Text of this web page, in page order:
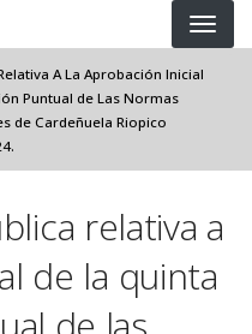
principal
A La Aprobación Inicial
Puntual de Las Normas
de Cardeñuela Riopico
relativa a
de la quinta